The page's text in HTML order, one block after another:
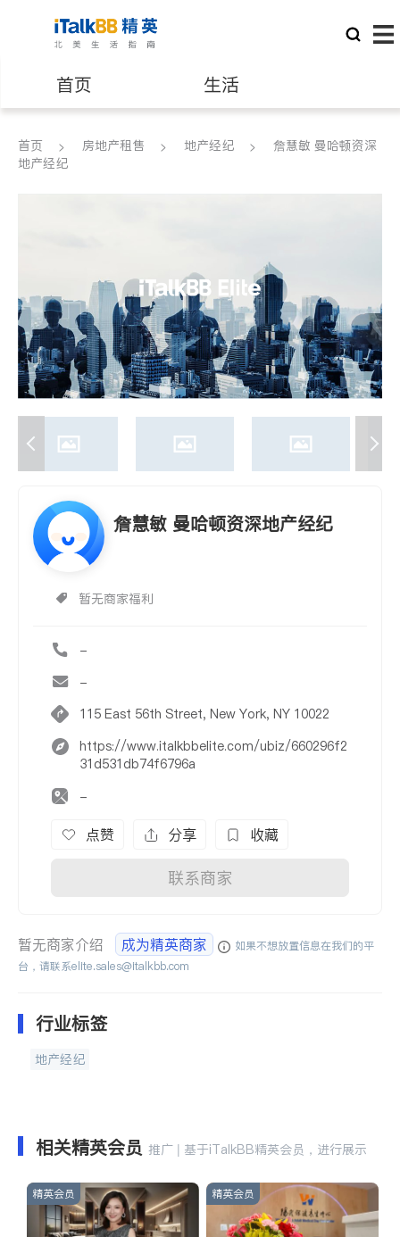
首页 生活
医生 律师
养老 非盈利组织
首页 房地产租售 地产经纪
詹慧敏 曼哈顿资深
地产经纪
詹慧敏 曼哈顿资深地产经纪
暂无商家福利
-
-
115 East 56th Street, New York, NY 10022
https://www.italkbbelite.com/ubiz/660296f2
31d531db74f6796a
-
点赞 分享 收藏
联系商家
暂无商家介绍 成为精英商家
如果不想放置信息在我们的平
台，请联系elite.sales@italkbb.com
行业标签
地产经纪
相关精英会员 推广 | 基于iTalkBB精英会员，进行展示
精英会员 精英会员